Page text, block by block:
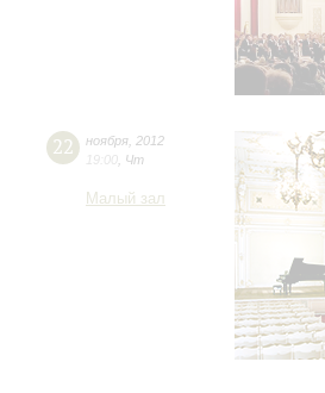
22 ноября 2012
19:00 Чт
Малый зал